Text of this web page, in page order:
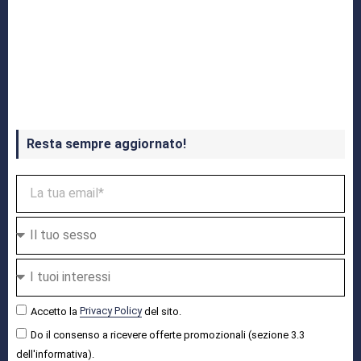
Resta sempre aggiornato!
Accetto la Privacy Policydel sito.
Do il consenso a ricevere offerte promozionali (sezione 3.3
dell'informativa).